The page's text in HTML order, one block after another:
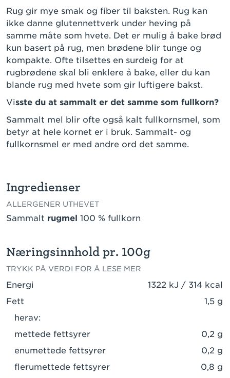
Rug gir mye smak og fiber til baksten. Rug kan
ikke danne glutennettverk under heving på
samme måte som hvete. Det er mulig å bake brød
kun basert på rug, men brødene blir tunge og
kompakte. Ofte tilsettes en surdeig for at
rugbrødene skal bli enklere å bake, eller du kan
blande rug med hvete som gir luftigere bakst.
Visste du at sammalt er det samme som fullkorn?
Sammalt mel blir ofte også kalt fullkornsmel, som
betyr at hele kornet er i bruk. Sammalt- og
fullkornsmel er med andre ord det samme.
Ingredienser
ALLERGENER UTHEVET
Sammalt rugmel 100 % fullkorn
Næringsinnhold pr. 100g
TRYKK PÅ VERDI FOR Å LESE MER
Energi
1322 kJ / 314 kcal
Fett
1,5 g
herav:
mettede fettsyrer
0,2 g
enumettede fettsyrer
0,2 g
flerumettede fettsyrer
0,8 g